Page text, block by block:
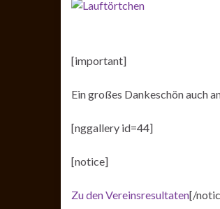
[important]
Ein großes Dankeschön auch
[nggallery id=44]
[notice]
Zu den Vereinsresultaten[/